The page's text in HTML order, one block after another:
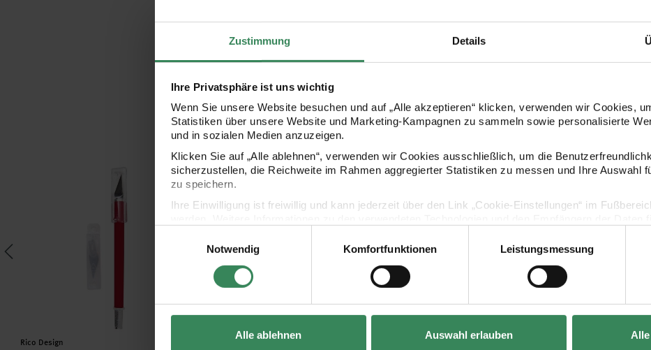
Zustimmung Details
Ihre Privatsphäre ist uns wichtig
Wenn Sie unsere Website besuchen und auf „Alle akzeptieren“ klicken, verwenden wir Cookies,
Statistiken über unsere Website und Marketing-Kampagnen zu sammeln sowie personalisierte
und in sozialen Medien anzuzeigen.
Klicken Sie auf „Alle ablehnen“, verwenden wir Cookies ausschließlich, um die
sicherzustellen, die Reichweite im Rahmen aggregierter Statistiken zu messen und Ihre Auswahl
zu speichern.
Ihre Einwilligung ist freiwillig und kann jederzeit über den Link „Cookie-Einstellungen“ im
Impressum
Datenschutz Vertrag widerrufen
Notwendig
Komfortfunktionen Leistungsmessung
Alle ablehnen Auswahl erlauben
Kaufempfehlung
Bastelskalpell spitz mit Kunststoffgriff
Hersteller:
Rico Design
Schablonenmesser rund incl. 5 Ersatzklingen
Hersteller:
Rico Design
Stiftcutter für Grafik & Design incl. 2 Ersatzklingen
Hersteller:
Rico Design
Bastelskalpell